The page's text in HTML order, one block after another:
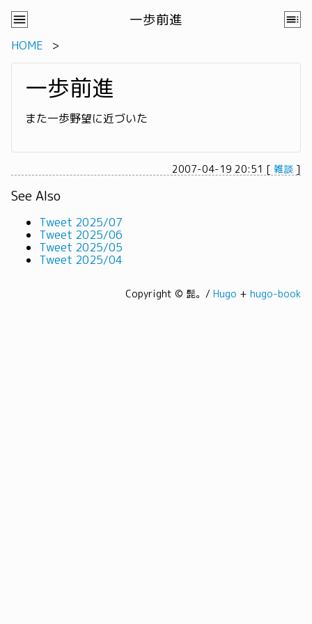
一歩前進
HOME
一歩前進
また一歩野望に近づいた
2007-04-19 20:51 [ 雑談 ]
See Also
Tweet 2025/07
Tweet 2025/06
Tweet 2025/05
Tweet 2025/04
Copyright © 髭。/ Hugo + hugo-book